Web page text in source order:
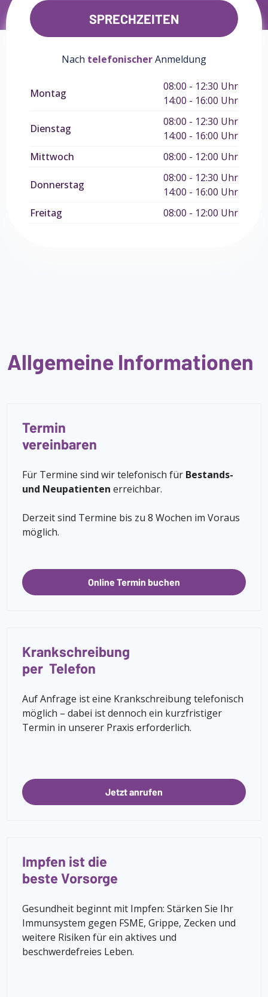
SPRECHZEITEN
Nach telefonischerAnmeldung
Montag
08:00 - 12:30 Uhr
14:00 - 16:00 Uhr
Dienstag
08:00 - 12:30 Uhr
14:00 - 16:00 Uhr
Mittwoch
08:00 - 12:00 Uhr
Donnerstag
08:00 - 12:30 Uhr
14:00 - 16:00 Uhr
Freitag
08:00 - 12:00 Uhr
Allgemeine Informationen
Termin
vereinbaren
Für Termine sind wir telefonisch für Bestands-
und Neupatienten erreichbar.
Derzeit sind Termine bis zu 8 Wochen im Voraus
möglich.
Online Termin buchen
Krankschreibung
per Telefon
Auf Anfrage ist eine Krankschreibung telefonisch
möglich – dabei ist dennoch ein kurzfristiger
Termin in unserer Praxis erforderlich.
Jetzt anrufen
Impfen ist die
beste Vorsorge
Gesundheit beginnt mit Impfen: Stärken Sie Ihr
Immunsystem gegen FSME, Grippe, Zecken und
weitere Risiken für ein aktives und
beschwerdefreies Leben.